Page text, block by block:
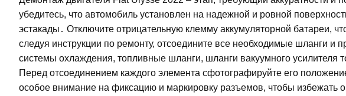
убедитесь, что автомобиль установлен на надежной и ровной
эстакады․ Отключите отрицательную клемму аккумуляторной батареи,
следуя инструкции по ремонту, отсоедините все необходимые шланги и
системы охлаждения, топливные шланги, шланги вакуумного усилителя
Перед отсоединением каждого элемента сфотографируйте его
особое внимание на фиксацию и маркировку разъемов, чтобы избежать